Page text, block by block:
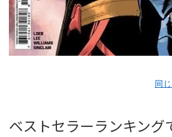
同
ベストセラーランキング